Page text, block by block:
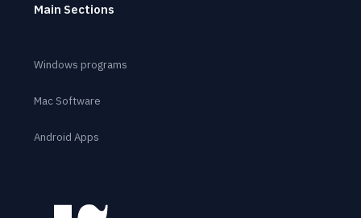
Main Sections
Windows programs
Mac Software
Android Apps